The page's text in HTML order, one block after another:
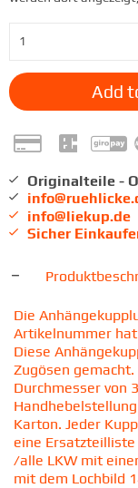
Add
Originalteile -
info@liekup.de
Sicher
Die
Artikelnummer
Diese
Zugösen
Durchmesser von
Karton. Jeder
eine Ersatzteilliste
/alle LKW mit
mit dem Lochbild